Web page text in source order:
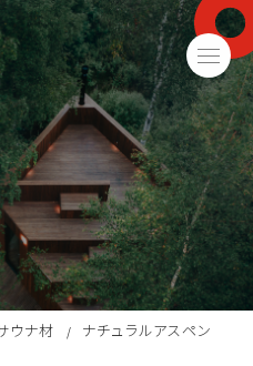
ウナ材 / ナチュラルアスペン